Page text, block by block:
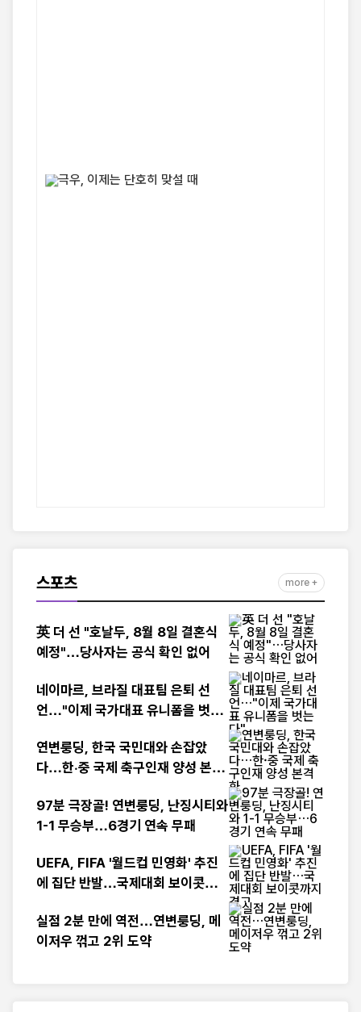
스포츠 more +
英 더 선 "호날두, 8월 8일 결혼식
예정"…당사자는 공식 확인 없어
네이마르, 브라질 대표팀 은퇴 선
언…"이제 국가대표 유니폼을 벗는
연변룽딩, 한국 국민대와 손잡았
다…한·중 국제 축구인재 양성 본격
97분 극장골! 연변룽딩, 난징시티와
1-1 무승부…6경기 연속 무패
UEFA, FIFA '월드컵 민영화' 추진
에 집단 반발…국제대회 보이콧까
실점 2분 만에 역전…연변룽딩, 메
이저우 꺾고 2위 도약